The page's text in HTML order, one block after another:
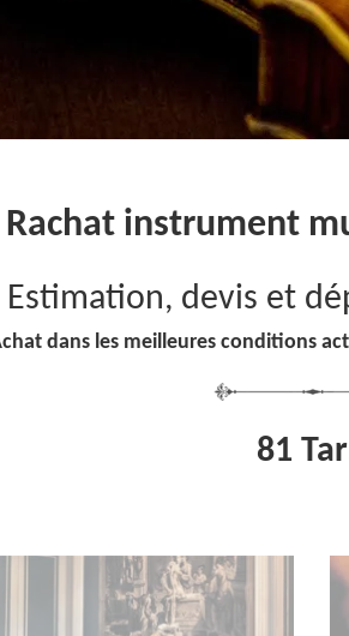
Rachat instrument
Estimation, devis et
dans les meilleures conditions
81